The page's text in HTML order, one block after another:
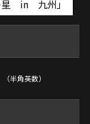
（半角英数）